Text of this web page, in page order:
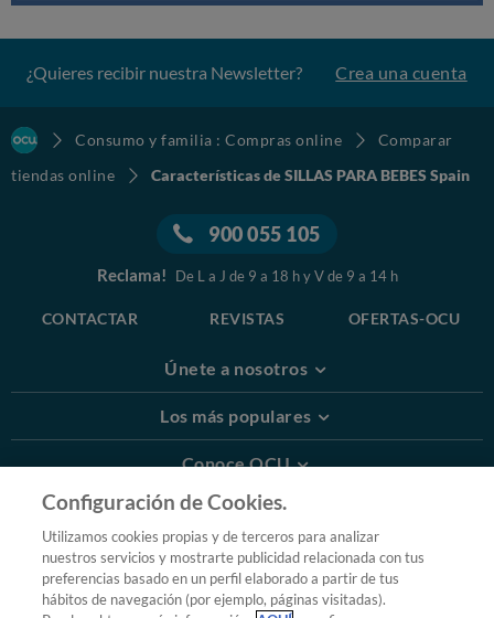
¿Quieres recibir nuestra Newsletter? Crea una cuenta
Consumo y familia : Compras online
Comparar
tiendas online
Características de SILLAS PARA BEBES Spain
900 055 105
Reclama! De L a J de 9 a 18 h y V de 9 a 14 h
CONTACTAR REVISTAS OFERTAS-OCU
Únete a nosotros
Los más populares
Conoce OCU
Más Información
© 2026 OCU
Condiciones generales de contratación de OCU
Configuración de Cookies.
Utilizamos cookies propias y de terceros para analizar
nuestros servicios y mostrarte publicidad relacionada con tus
preferencias basado en un perfil elaborado a partir de tus
hábitos de navegación (por ejemplo, páginas visitadas).